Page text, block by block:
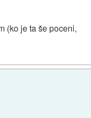
(ko je ta še poceni,